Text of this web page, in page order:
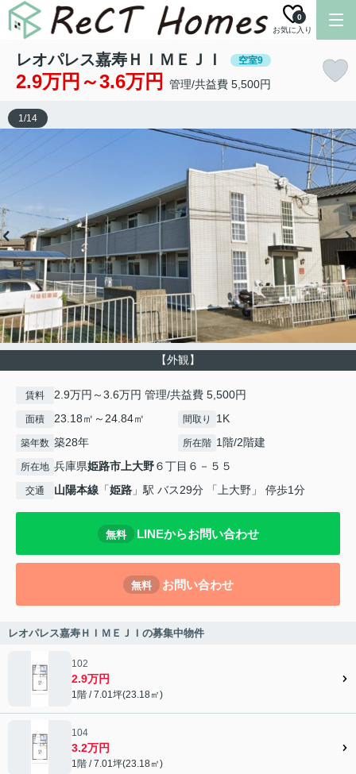
お気に入り
0
レオパレス嘉寿ＨＩＭＥＪＩ 空室9
2.9万円～3.6万円 管理/共益費 5,500円
【外観】
1/14
賃料 2.9万円～3.6万円 管理/共益費 5,500円
面積 23.18㎡～24.84㎡ 間取り 1K
築年数 築28年 所在階 1階/2階建
所在地 兵庫県姫路市上大野６丁目６－５５
交通 山陽本線 「姫路 」駅 バス29分 「上大野」 停歩1分
無料 LINEからお問い合わせ
無料 お問い合わせ
レオパレス嘉寿ＨＩＭＥＪＩの募集中物件
102
2.9万円
1階 / 7.01坪(23.18㎡)
104
3.2万円
1階 / 7.01坪(23.18㎡)